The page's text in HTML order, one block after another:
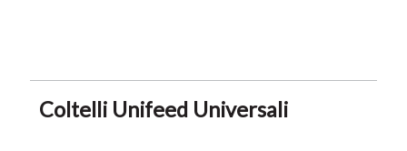
Coltelli Unifeed Universali